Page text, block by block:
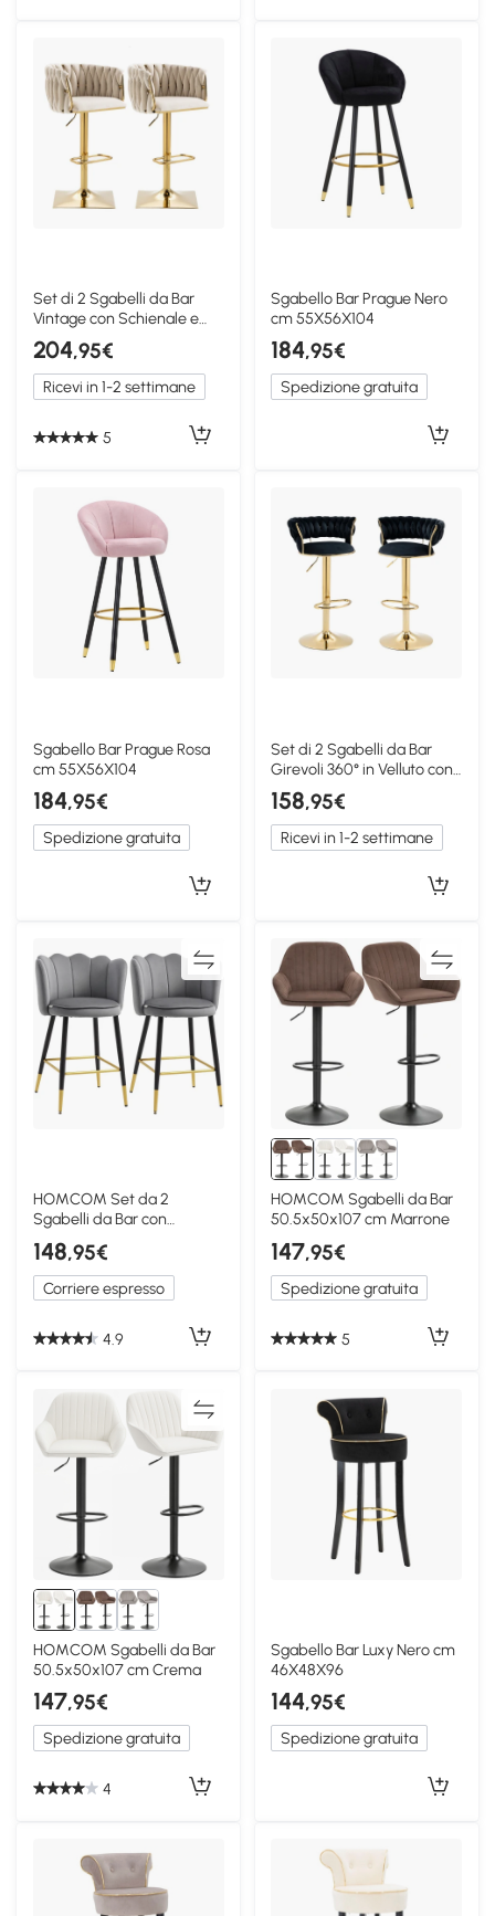
Set di 2 Sgabelli da Bar
Vintage con Schienale e
Poggiapiedi, Avorio
204,95€
Ricevi in 1-2 settimane
5
Sgabello Bar Prague Nero
cm 55X56X104
184,95€
Spedizione gratuita
Sgabello Bar Prague Rosa
cm 55X56X104
184,95€
Spedizione gratuita
Set di 2 Sgabelli da Bar
Girevoli 360° in Velluto con
Altezza Regolabile, Nero
158,95€
Ricevi in 1-2 settimane
HOMCOM Set da 2
Sgabelli da Bar con
Poggiapiedi e Base in
acciaio
148,95€
Corriere espresso
4.9
HOMCOM Sgabelli da Bar
50.5x50x107 cm Marrone
147,95€
Spedizione gratuita
5
HOMCOM Sgabelli da Bar
50.5x50x107 cm Crema
147,95€
Spedizione gratuita
4
Sgabello Bar Luxy Nero cm
46X48X96
144,95€
Spedizione gratuita